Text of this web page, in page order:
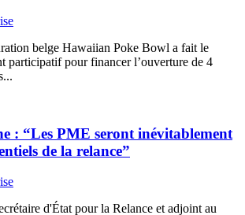
belge Hawaiian Poke Bowl a fait le
participatif pour financer l’ouverture de 4
: “Les PME seront inévitablement
de la relance”
d'État pour la Relance et adjoint au